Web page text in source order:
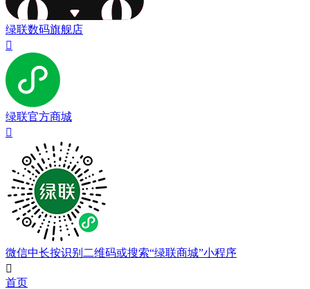
绿联数码旗舰店

绿联官方商城

微信中长按识别二维码或搜索“绿联商城”小程序

首页